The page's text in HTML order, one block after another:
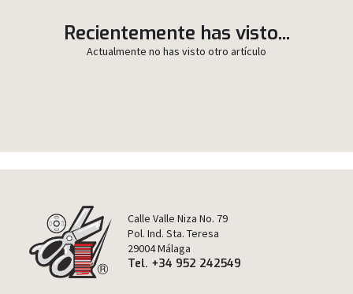
Recientemente has visto...
Actualmente no has visto otro artículo
Calle Valle Niza No. 79
Pol. Ind. Sta. Teresa
29004 Málaga
Tel. +34 952 242549